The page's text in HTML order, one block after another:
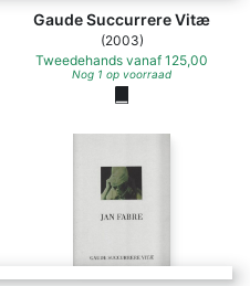
Gaude Succurrere Vitæ
(2003)
Tweedehands vanaf 125,00
Nog 1 op voorraad